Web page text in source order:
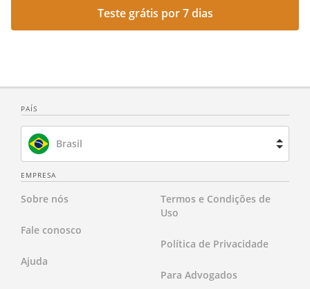
Teste grátis por 7 dias
PAÍS
Brasil
França
Holanda
EMPRESA
Sobre nós
Fale conosco
Ajuda
Termos e Condições de
Uso
Política de Privacidade
Para Advogados